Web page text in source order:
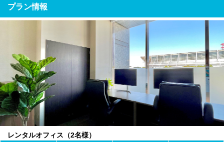
プラン情報
レンタルオフィス（2名様）